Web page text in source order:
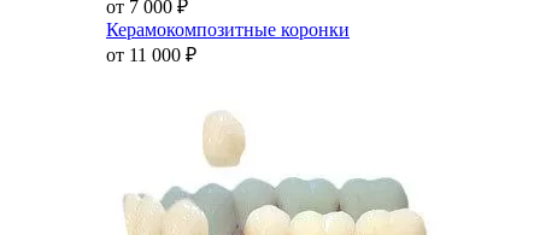
от 7 000 ₽
Керамокомпозитные коронки
от 11 000 ₽